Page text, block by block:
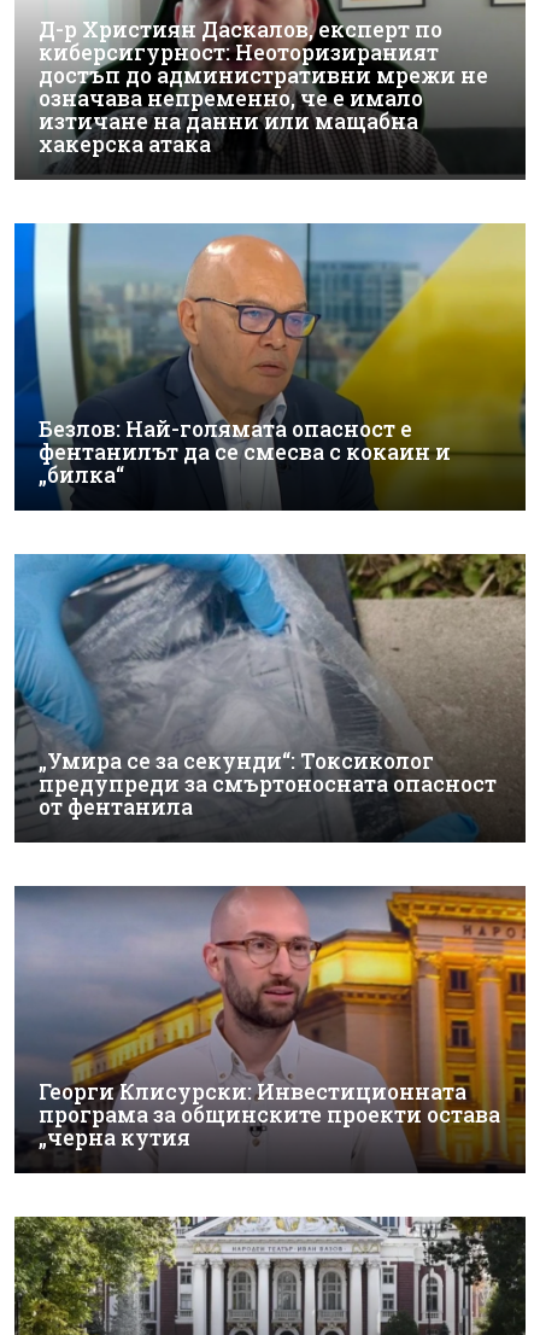
Д-р Християн Даскалов, експерт по
киберсигурност: Неоторизираният
достъп до административни мрежи не
означава непременно, че е имало
изтичане на данни или мащабна
хакерска атака
Безлов: Най-голямата опасност е
фентанилът да се смесва с кокаин и
„билка“
„Умира се за секунди“: Токсиколог
предупреди за смъртоносната опасност
от фентанила
Георги Клисурски: Инвестиционната
програма за общинските проекти остава
„черна кутия